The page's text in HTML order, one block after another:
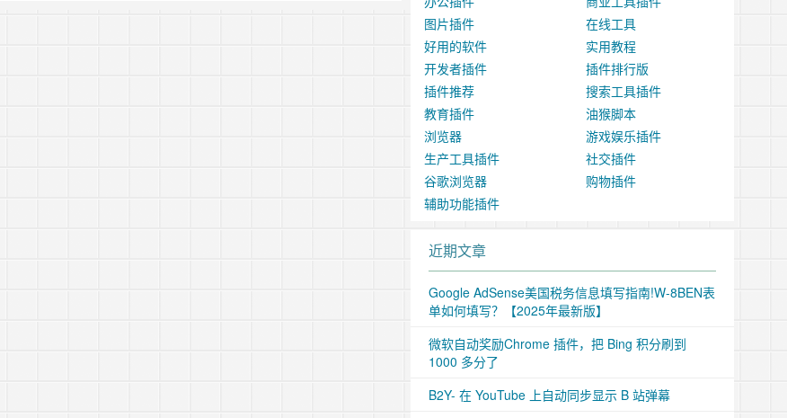
图片插件
在线工具
好用的软件
实用教程
开发者插件
插件排行版
插件推荐
搜索工具插件
教育插件
油猴脚本
浏览器
游戏娱乐插件
生产工具插件
社交插件
谷歌浏览器
购物插件
辅助功能插件
近期文章
Google AdSense美国税务信息填写指南!W-8BEN表
单如何填写？【2025年最新版】
微软自动奖励Chrome 插件，把 Bing 积分刷到
1000 多分了
B2Y- 在 YouTube 上自动同步显示 B 站弹幕